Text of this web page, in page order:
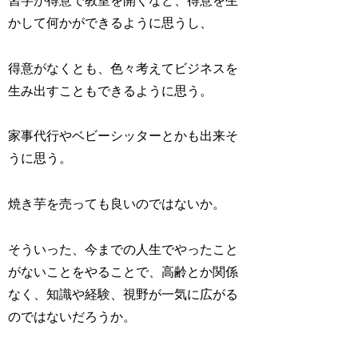
かして何かができるように思うし、
得意がなくとも、色々考えてビジネスを
生み出すこともできるように思う。
家事代行やベビーシッターとかも出来そ
うに思う。
焼き芋を売っても良いのではないか。
そういった、今までの人生でやったこと
がないことをやることで、高齢とか関係
なく、知識や経験、視野が一気に広がる
のではないだろうか。